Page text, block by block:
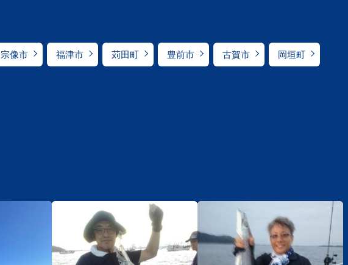
宗像市 福津市 苅田町 豊前市 古賀市 岡垣町